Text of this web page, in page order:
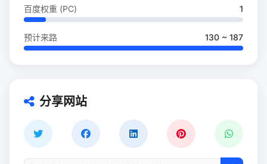
百度权重 (PC) 1
预计来路 130 ~ 187
分享网站